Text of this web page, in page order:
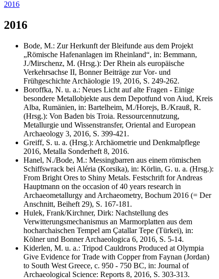
2016
2016
Bode, M.: Zur Herkunft der Bleifunde aus dem Projekt
„Römische Hafenanlagen im Rheinland“, in: Bemmann,
J./Mirschenz, M. (Hrsg.): Der Rhein als europäische
Verkehrsachse II, Bonner Beiträge zur Vor- und
Frühgeschichte Archäologie 19, 2016, S. 249-262.
Boroffka, N. u. a.: Neues Licht auf alte Fragen - Einige
besondere Metallobjekte aus dem Depotfund von Aiud, Kreis
Alba, Rumänien, in: Bartelheim, M./Horejs, B./Krauß, R.
(Hrsg.): Von Baden bis Troia. Ressourcennutzung,
Metallurgie und Wissenstransfer, Oriental and European
Archaeology 3, 2016, S. 399-421.
Greiff, S. u. a. (Hrsg.): Archäometrie und Denkmalpflege
2016, Metalla Sonderheft 8, 2016.
Hanel, N./Bode, M.: Messingbarren aus einem römischen
Schiffswrack bei Aléria (Korsika), in: Körlin, G. u. a. (Hrsg.):
From Bright Ores to Shiny Metals. Festschrift for Andreas
Hauptmann on the occasion of 40 years research in
Archaeometallurgy and Archaeometry, Bochum 2016 (= Der
Anschnitt, Beiheft 29), S. 167-181.
Hulek, Frank/Kirchner, Dirk: Nachstellung des
Verwitterungsmechanismus an Marmorplatten aus dem
hocharchaischen Tempel am Çatallar Tepe (Türkei), in:
Kölner und Bonner Archaeologica 6, 2016, S. 5-14.
Kiderlen, M. u. a.: Tripod Cauldrons Produced at Olympia
Give Evidence for Trade with Copper from Faynan (Jordan)
to South West Greece, c. 950 - 750 BC, in: Journal of
Archaeological Science: Reports 8, 2016, S. 303-313.